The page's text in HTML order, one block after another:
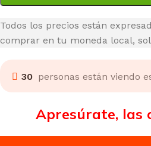
Todos los precios están
comprar en tu moneda local,
30 personas están viendo
Apresúrate, las